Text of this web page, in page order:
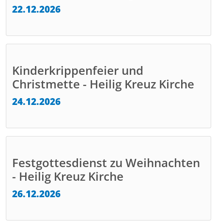
22.12.2026
Kinderkrippenfeier und
Christmette - Heilig Kreuz Kirche
24.12.2026
Festgottesdienst zu Weihnachten
- Heilig Kreuz Kirche
26.12.2026